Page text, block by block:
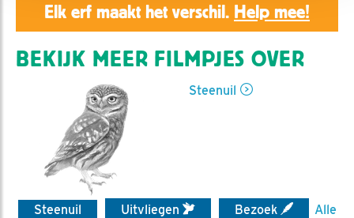
Elk erf maakt het verschil. Help mee!
BEKIJK MEER FILMPJES OVER
Steenuil
Steenuil Uitvliegen Bezoek
Alle